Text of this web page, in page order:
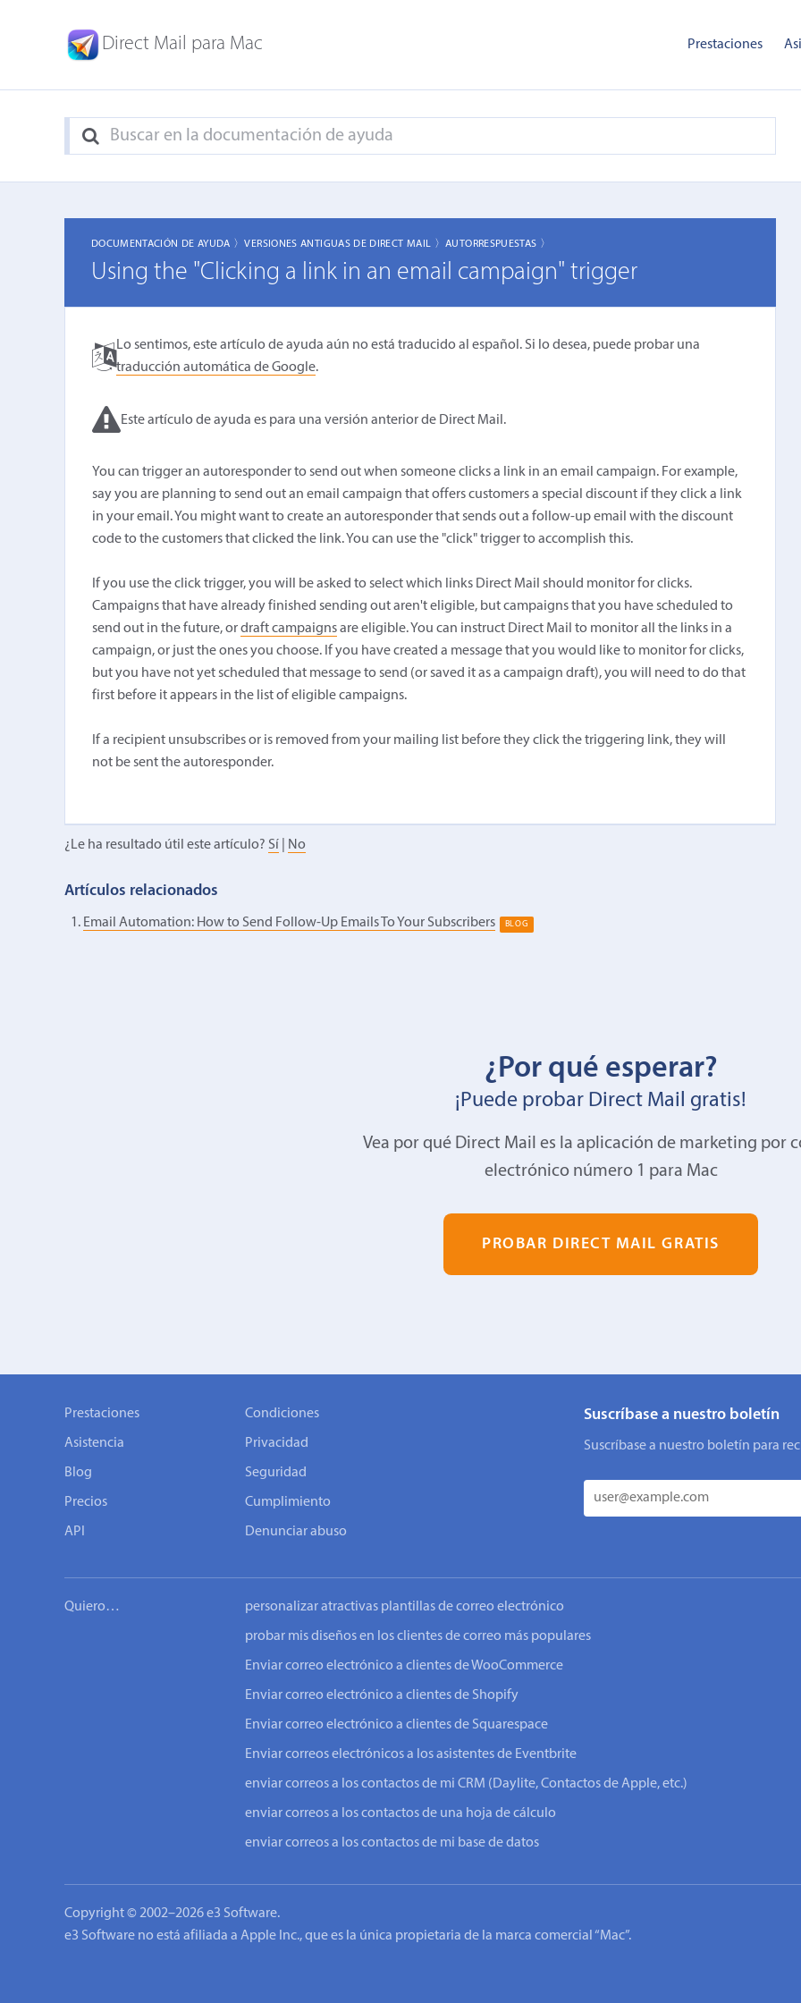
Direct Mail para Mac Prestaciones
DOCUMENTACIÓN DE AYUDA 〉VERSIONES ANTIGUAS DE DIRECT MAIL 〉AUTORRESPUESTAS 〉
Using the "Clicking a link in an email campaign" trigger
Lo sentimos, este artículo de ayuda aún no está traducido al español. Si lo desea, puede probar una
traducción automática de Google.
Este artículo de ayuda es para una versión anterior de Direct Mail.
You can trigger an autoresponder to send out when someone clicks a link in an email campaign. For example,
say you are planning to send out an email campaign that offers customers a special discount if they click a link
in your email. You might want to create an autoresponder that sends out a follow-up email with the discount
code to the customers that clicked the link. You can use the "click" trigger to accomplish this.
If you use the click trigger, you will be asked to select which links Direct Mail should monitor for clicks.
Campaigns that have already finished sending out aren't eligible, but campaigns that you have scheduled to
send out in the future, ordraft campaignsare eligible. You can instruct Direct Mail to monitor all the links in a
campaign, or just the ones you choose. If you have created a message that you would like to monitor for clicks,
but you have not yet scheduled that message to send (or saved it as a campaign draft), you will need to do that
first before it appears in the list of eligible campaigns.
If a recipient unsubscribes or is removed from your mailing list before they click the triggering link, they will
not be sent the autoresponder.
¿Le ha resultado útil este artículo? Sí No
Artículos relacionados
Email Automation: How to Send Follow-Up Emails To Your Subscribers BLOG
¿Por qué esperar?
¡Puede probar Direct Mail gratis!
Vea por qué Direct Mail es la aplicación de marketing por
electrónico número 1 para Mac
PROBAR DIRECT MAIL GRATIS
Prestaciones
Asistencia
Blog
Precios
API
Condiciones
Privacidad
Seguridad
Cumplimiento
Denunciar abuso
Suscríbase a nuestro boletín
Suscríbase a nuestro boletín para
Quiero… personalizar atractivas plantillas de correo electrónico
probar mis diseños en los clientes de correo más populares
Enviar correo electrónico a clientes de WooCommerce
Enviar correo electrónico a clientes de Shopify
Enviar correo electrónico a clientes de Squarespace
Enviar correos electrónicos a los asistentes de Eventbrite
enviar correos a los contactos de mi CRM (Daylite, Contactos de Apple, etc.)
enviar correos a los contactos de una hoja de cálculo
enviar correos a los contactos de mi base de datos
Copyright © 2002–2026 e3 Software.
e3 Software no está afiliada a Apple Inc., que es la única propietaria de la marca comercial “Mac”.